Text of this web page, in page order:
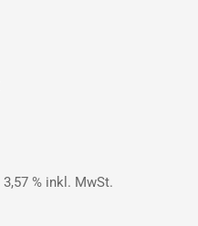
3,57 % inkl. MwSt.